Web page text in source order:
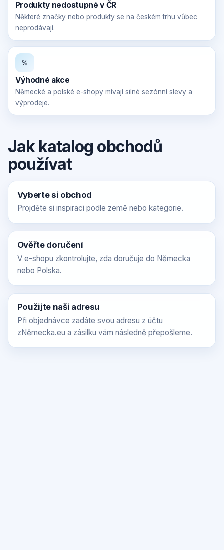
Produkty nedostupné v ČR
Některé značky nebo produkty se na českém trhu vůbec
neprodávají.
％
Výhodné akce
Německé a polské e-shopy mívají silné sezónní slevy a
výprodeje.
Jak katalog obchodů
používat
Vyberte si obchod
Projděte si inspiraci podle země nebo kategorie.
Ověřte doručení
V e-shopu zkontrolujte, zda doručuje do Německa
nebo Polska.
Použijte naši adresu
Při objednávce zadáte svou adresu z účtu
zNěmecka.eu a zásilku vám následně přepošleme.